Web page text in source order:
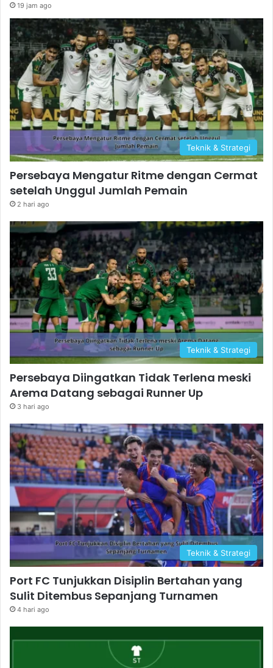
19 jam ago
Teknik & Strategi
Persebaya Mengatur Ritme dengan Cermat
setelah Unggul Jumlah Pemain
2 hari ago
Teknik & Strategi
Persebaya Diingatkan Tidak Terlena meski
Arema Datang sebagai Runner Up
3 hari ago
Teknik & Strategi
Port FC Tunjukkan Disiplin Bertahan yang
Sulit Ditembus Sepanjang Turnamen
4 hari ago